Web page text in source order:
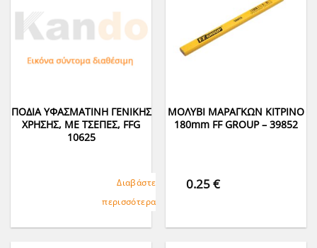
ΠΟΔΙΑ ΥΦΑΣΜΑΤΙΝΗ ΓΕΝΙΚΗΣ
ΧΡΗΣΗΣ, ΜΕ ΤΣΕΠΕΣ, FFG
10625
Διαβάστε
περισσότερα
ΜΟΛΥΒΙ ΜΑΡΑΓΚΩΝ ΚΙΤΡΙΝΟ
180mm FF GROUP – 39852
0.25€